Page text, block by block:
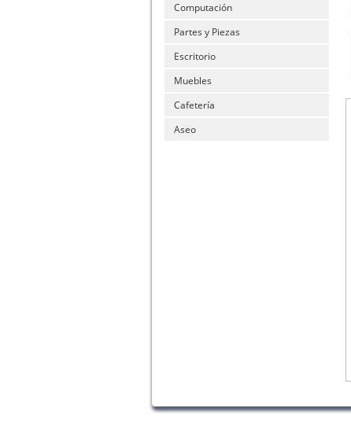
Computación
Partes y Piezas
Escritorio
Muebles
Cafetería
Aseo